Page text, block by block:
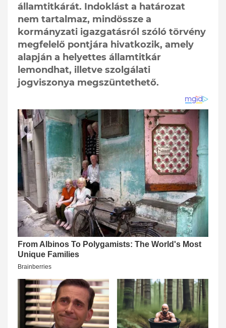
államtitkárát. Indoklást a határozat
nem tartalmaz, mindössze a
kormányzati igazgatásról szóló törvény
megfelelő pontjára hivatkozik, amely
alapján a helyettes államtitkár
lemondhat, illetve szolgálati
jogviszonya megszüntethető.